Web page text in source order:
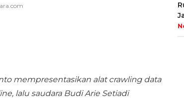
mempresentasikan alat crawling data
lalu saudara Budi Arie Setiadi